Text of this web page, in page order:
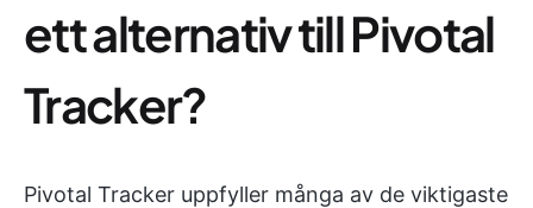
ett alternativ till Pivotal
Tracker?
Pivotal Tracker uppfyller många av de viktigaste